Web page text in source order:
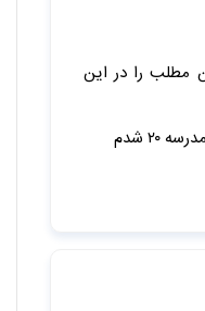
مطلب را در این
شدم